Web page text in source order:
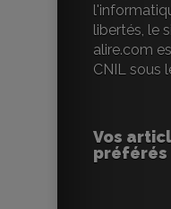
libertés, le
alire.com
CNIL sous
Vos
préférés